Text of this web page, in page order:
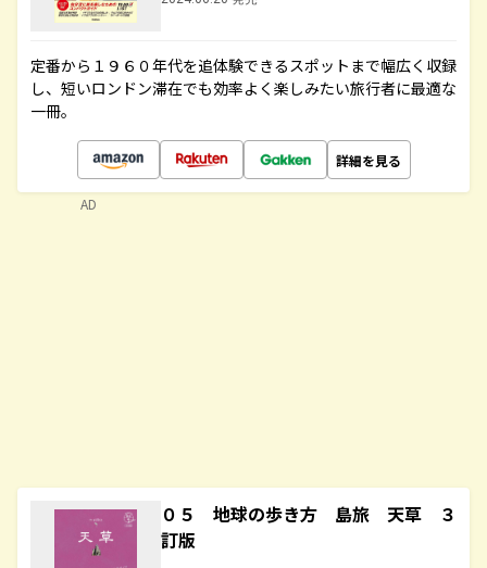
定番から１９６０年代を追体験できるスポットまで幅広く収録
し、短いロンドン滞在でも効率よく楽しみたい旅行者に最適な
一冊。
詳細を見る
０５ 地球の歩き方 島旅 天草 ３
訂版
AD